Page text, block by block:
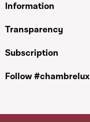
Information
Transparency
Subscription
Follow #chambrelux